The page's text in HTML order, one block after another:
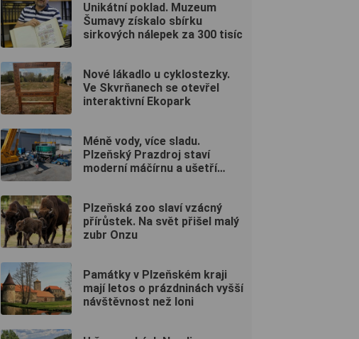
Unikátní poklad. Muzeum
Šumavy získalo sbírku
sirkových nálepek za 300 tisíc
Nové lákadlo u cyklostezky.
Ve Skvrňanech se otevřel
interaktivní Ekopark
Méně vody, více sladu.
Plzeňský Prazdroj staví
moderní máčírnu a ušetří
Plzeňská zoo slaví vzácný
přírůstek. Na svět přišel malý
zubr Onzu
Památky v Plzeňském kraji
mají letos o prázdninách vyšší
návštěvnost než loni